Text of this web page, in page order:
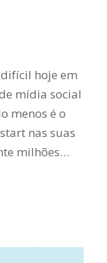
hoje em
mídia social
menos é o
nas suas
milhões…